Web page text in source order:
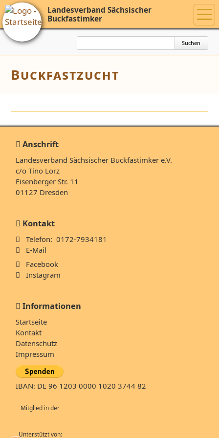
Landesverband Sächsischer
Buckfastimker
Suchen
Buckfastzucht
Anschrift
Landesverband Sächsischer Buckfastimker e.V.
c/o Tino Lorz
Eisenberger Str. 11
01127 Dresden
Kontakt
Telefon: 0172-7934181
E-Mail
Facebook
Instagram
Informationen
Navigation
überspringen
Startseite
Kontakt
Datenschutz
Impressum
IBAN: DE 96 1203 0000 1020 3744 82
Mitglied in der
Unterstützt von: